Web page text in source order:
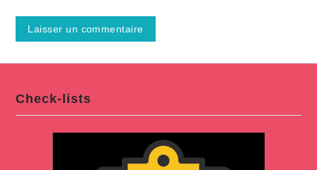
Check-lists